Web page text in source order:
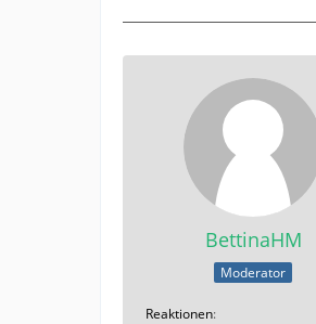
BettinaHM
Moderator
Reaktionen